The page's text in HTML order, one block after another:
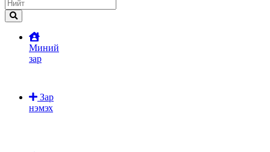
Миний
зар
Зар
нэмэх